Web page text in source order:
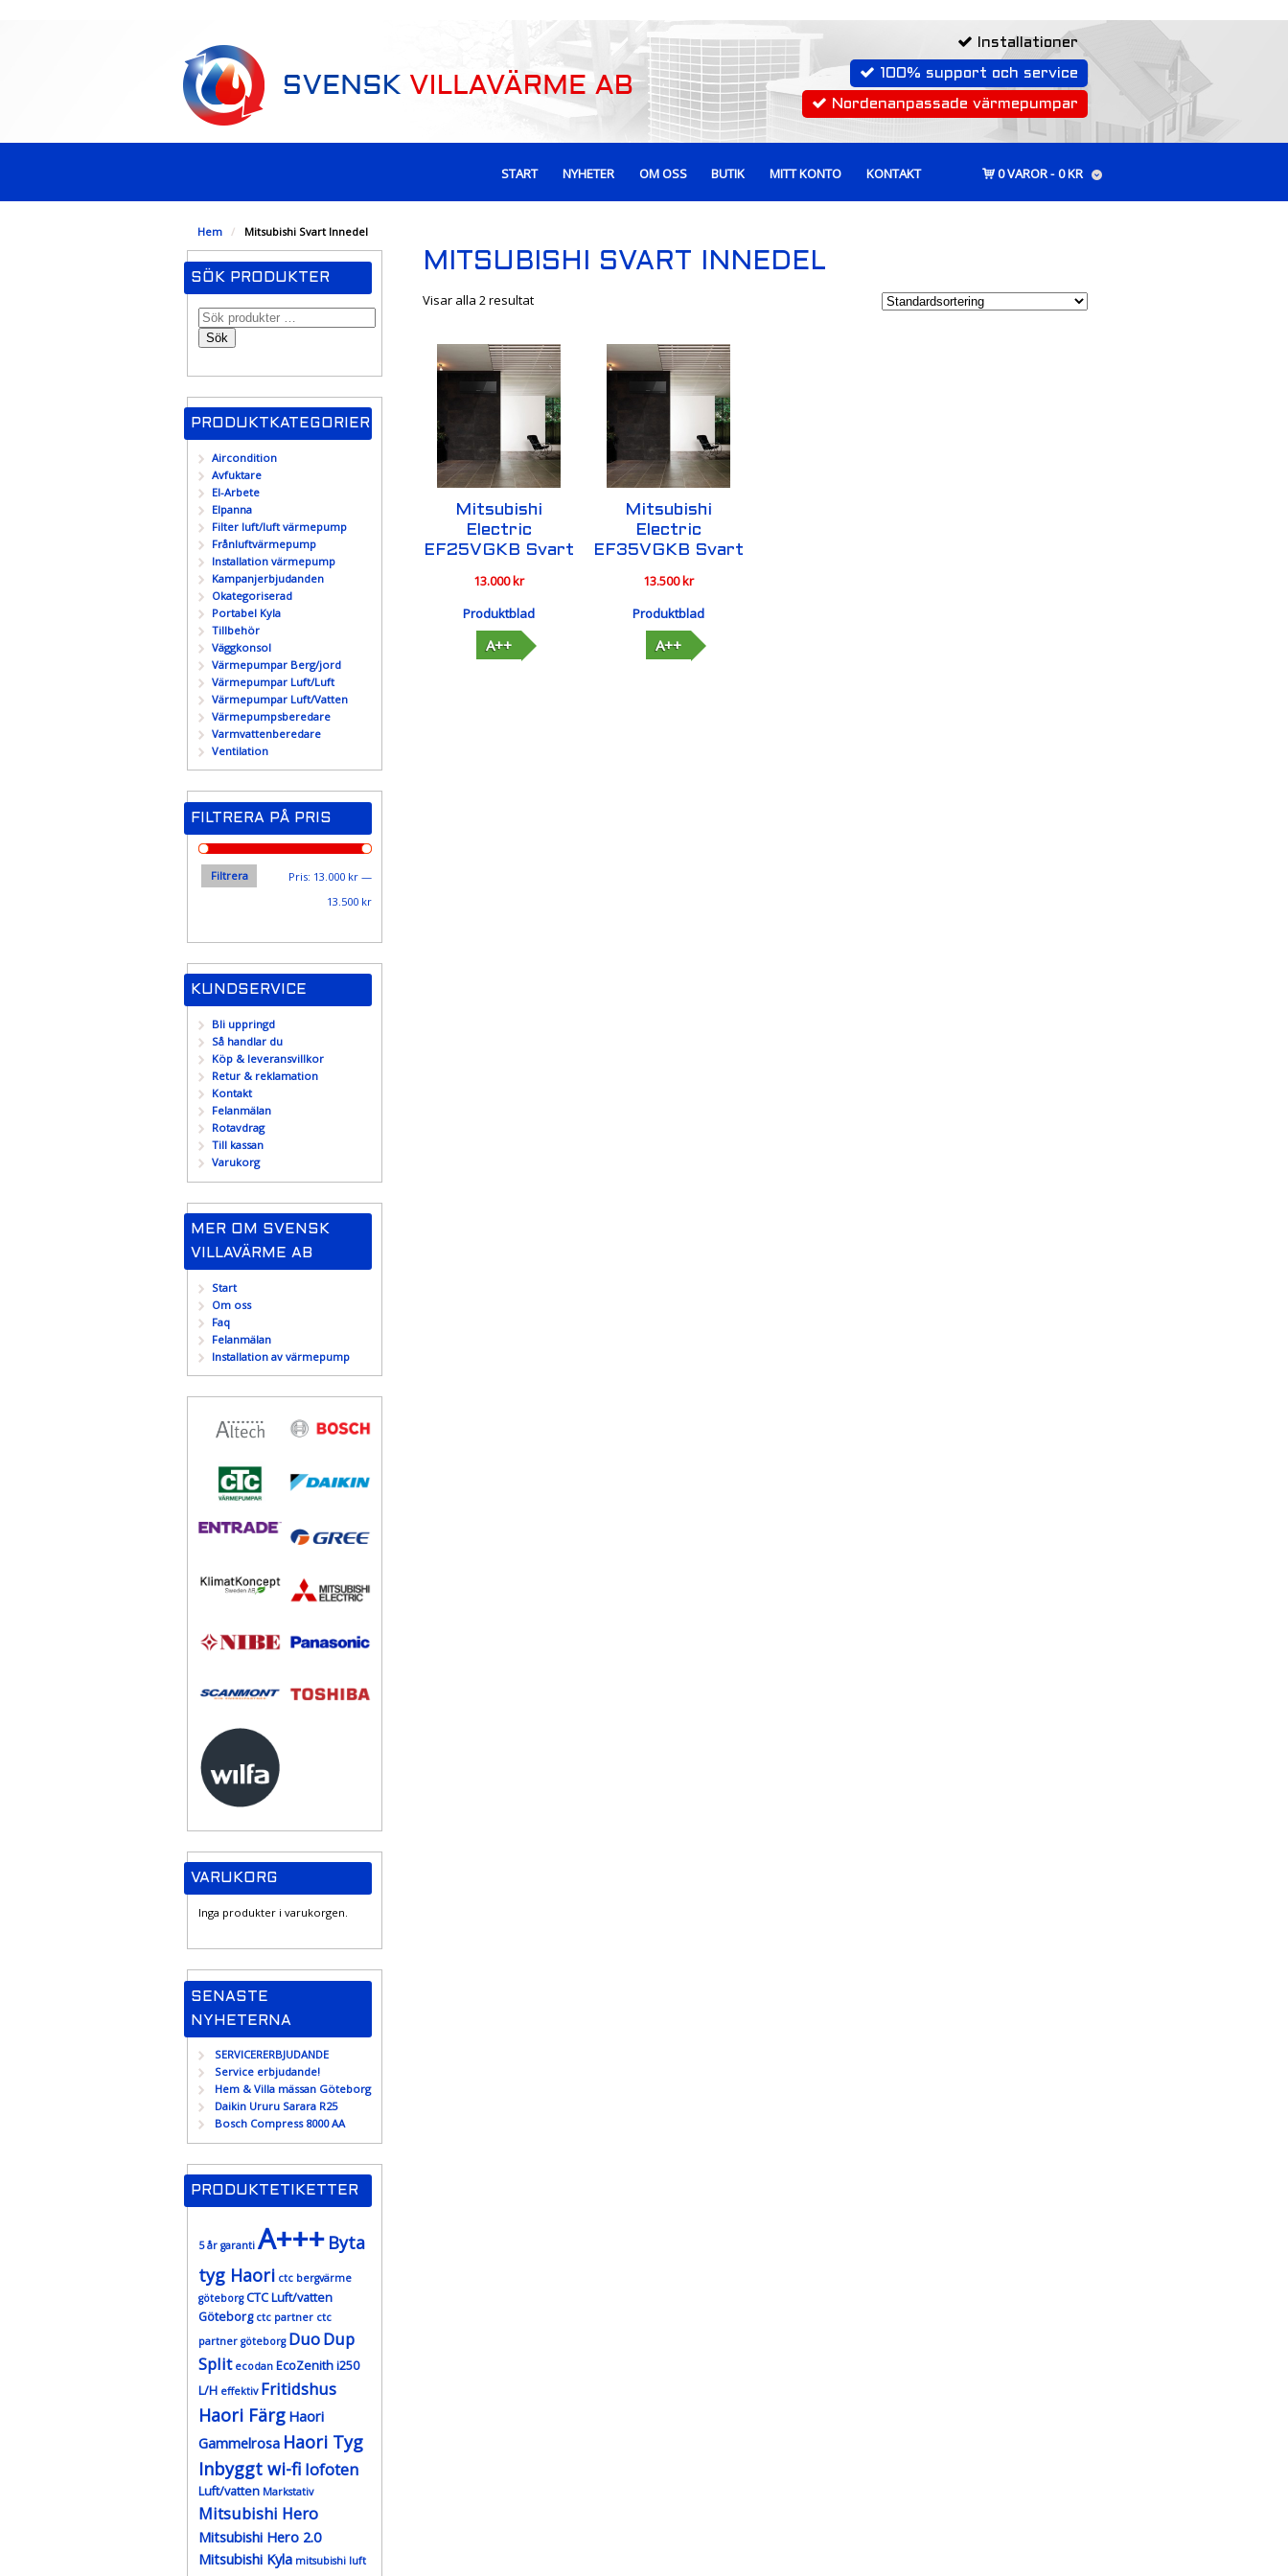
Installationer
100% support och service
Nordenanpassade värmepumpar
START NYHETER OM OSS BUTIK MITT KONTO KONTAKT 0 VAROR 0 KR
Hem / Mitsubishi Svart Innedel
MITSUBISHI SVART INNEDEL
Visar alla 2 resultat
Mitsubishi
Electric
EF25VGKB Svart
13.000kr
Produktblad
A++
Mitsubishi
Electric
EF35VGKB Svart
13.500kr
Produktblad
A++
SÖK PRODUKTER
Sök
PRODUKTKATEGORIER
Aircondition
Avfuktare
El-Arbete
Elpanna
Filter luft/luft värmepump
Frånluftvärmepump
Installation värmepump
Kampanjerbjudanden
Okategoriserad
Portabel Kyla
Tillbehör
Väggkonsol
Värmepumpar Berg/jord
Värmepumpar Luft/Luft
Värmepumpar Luft/Vatten
Värmepumpsberedare
Varmvattenberedare
Ventilation
FILTRERA PÅ PRIS
Min
pris
Max
pris
Filtrera Pris: 13.000 kr—
13.500 kr
KUNDSERVICE
Bli uppringd
Så handlar du
Köp & leveransvillkor
Retur & reklamation
Kontakt
Felanmälan
Rotavdrag
Till kassan
Varukorg
MER OM SVENSK
VILLAVÄRME AB
Start
Om oss
Faq
Felanmälan
Installation av värmepump
VARUKORG
Inga produkter i varukorgen.
SENASTE
NYHETERNA
SERVICERERBJUDANDE
Service erbjudande!
Hem & Villa mässan Göteborg
Daikin Ururu Sarara R25
Bosch Compress 8000 AA
PRODUKTETIKETTER
5 år garanti A+++ Byta
tyg Haori ctc bergvärme
göteborg CTC Luft/vatten
Göteborg ctc partner ctc
partner göteborg DuoDup
Split ecodan EcoZenith i250
L/H effektiv Fritidshus
Haori Färg Haori
Gammelrosa Haori Tyg
Inbyggt wi-fi lofoten
Luft/vatten Markstativ
Mitsubishi Hero
Mitsubishi Hero 2.0
Mitsubishi Kyla mitsubishi luft